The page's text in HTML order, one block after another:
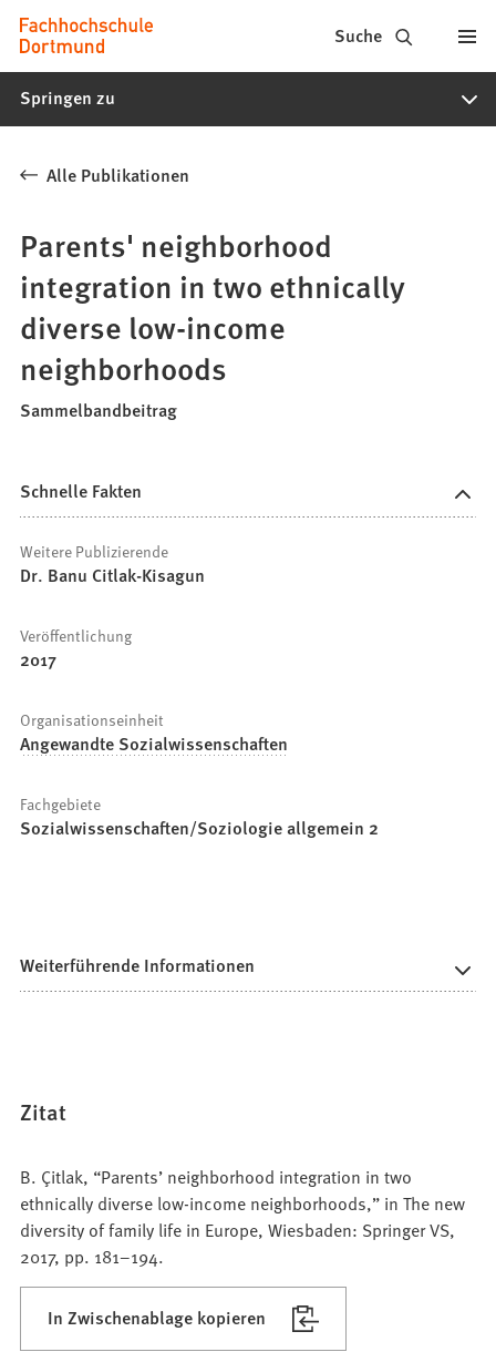
Inhalt anspringen
Fachhochschule
Dortmund
-
Studiengänge,
Bewerbung
Suche
Springen zu
Alle Publikationen
Parents' neighborhood
integration in two ethnically
diverse low-income
neighborhoods
Sammelbandbeitrag
Schnelle Fakten
Weitere Publizierende
Dr. Banu Citlak-Kisagun
Veröffentlichung
2017
Organisationseinheit
Angewandte Sozialwissenschaften
Fachgebiete
Sozialwissenschaften/Soziologie allgemein 2
Weiterführende Informationen
Zitat
B. Çitlak, “Parents’ neighborhood integration in two
ethnically diverse low-income neighborhoods,” in The new
diversity of family life in Europe, Wiesbaden: Springer VS,
2017, pp. 181–194.
In Zwischenablage kopieren